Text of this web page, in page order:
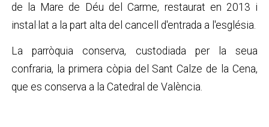
de la Mare de Déu del Carme, restaurat en 2013 i
instal·lat a la part alta del cancell d'entrada a l'església.
La parròquia conserva, custodiada per la seua
confraria, la primera còpia del Sant Calze de la Cena,
que es conserva a la Catedral de València.